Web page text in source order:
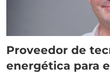
Proveedor de
energética para